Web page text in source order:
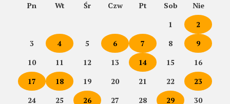
Pn Wt Śr Czw Pt Sob
Nie
1
2
3
4 5 6 7 8
9
10
11 12 13 14 15
16
17
18 19 20 21 22
23
24
25 26 27 28 29 30